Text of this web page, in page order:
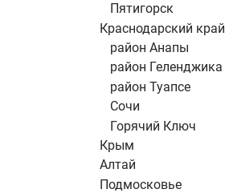
Пятигорск
Краснодарский край
район Анапы
район Геленджика
район Туапсе
Сочи
Горячий Ключ
Крым
Алтай
Подмосковье